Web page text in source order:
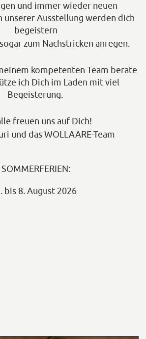
und immer wieder neuen
unserer Ausstellung werden dich
begeistern
zum Nachstricken anregen.
kompetenten Team berate
ich Dich im Laden mit viel
Begeisterung.
freuen uns auf Dich!
und das WOLLAARE-Team
SOMMERFERIEN:
bis 8. August 2026